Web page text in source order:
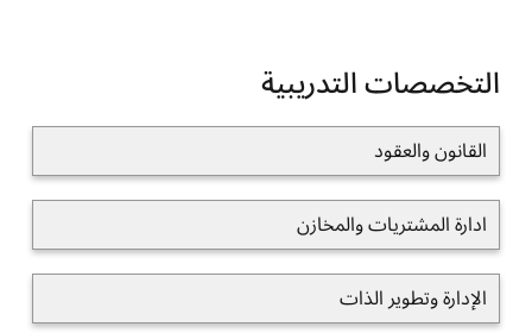
التخصصات التدريبية
القانون والعقود
ادارة المشتريات والمخازن
الإدارة وتطوير الذات